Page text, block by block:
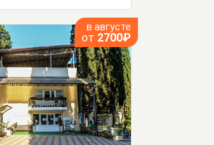
в августе
от 2700₽